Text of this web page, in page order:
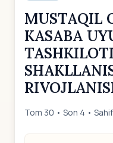
MUSTAQIL
KASABA
Tom 30 • Son 4 •